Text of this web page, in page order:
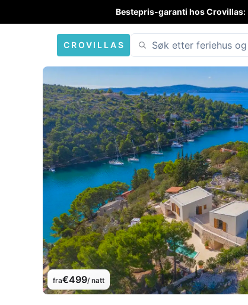
Bestepris-garanti hos Crovillas:
CROVILLAS
fra€499/ natt